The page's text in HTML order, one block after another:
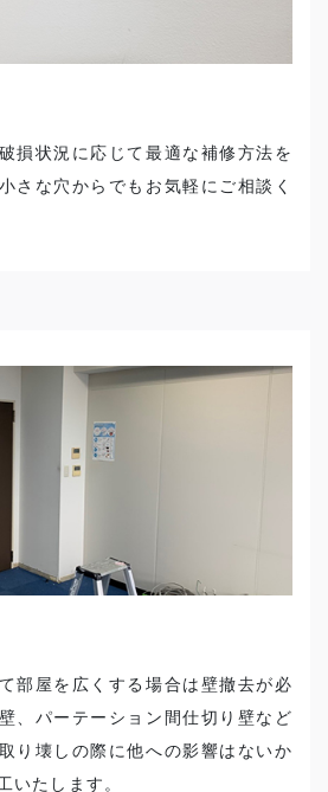
損状況に応じて最適な補修方法を
さな穴からでもお気軽にご相談く
部屋を広くする場合は壁撤去が必
、パーテーション間仕切り壁など
り壊しの際に他への影響はないか
いたします。